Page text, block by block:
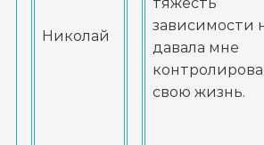
Николай
зависимости
давала мне
свою жизнь.